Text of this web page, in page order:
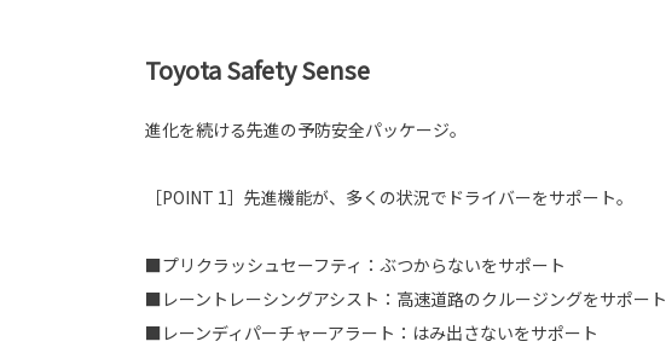
Toyota Safety Sense
進化を続ける先進の予防安全パッケージ。
［POINT 1］先進機能が、多くの状況でドライバーをサポート。
■プリクラッシュセーフティ：ぶつからないをサポート
■レーントレーシングアシスト：高速道路のクルージングをサポート
■レーンディパーチャーアラート：はみ出さないをサポート